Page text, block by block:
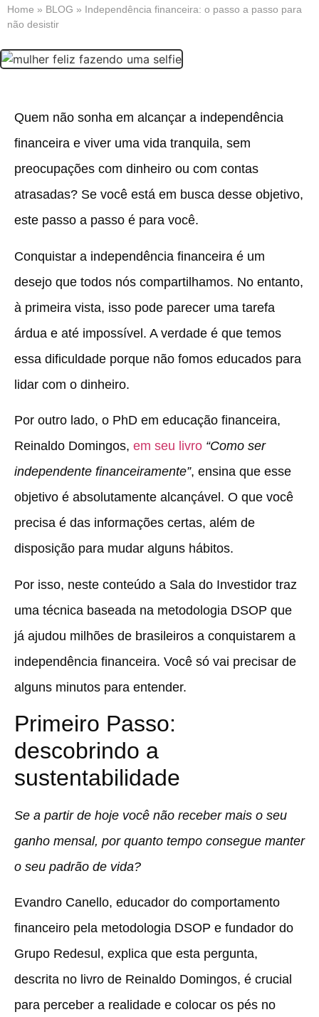
Home » BLOG » Independência financeira: o passo a passo para
não desistir
Quem não sonha em alcançar a independência
financeira e viver uma vida tranquila, sem
preocupações com dinheiro ou com contas
atrasadas? Se você está em busca desse objetivo,
este passo a passo é para você.
Conquistar a independência financeira é um
desejo que todos nós compartilhamos. No entanto,
à primeira vista, isso pode parecer uma tarefa
árdua e até impossível. A verdade é que temos
essa dificuldade porque não fomos educados para
lidar com o dinheiro.
Por outro lado, o PhD em educação financeira,
Reinaldo Domingos, em seu livro “Como ser
independente financeiramente”, ensina que esse
objetivo é absolutamente alcançável. O que você
precisa é das informações certas, além de
disposição para mudar alguns hábitos.
Por isso, neste conteúdo a Sala do Investidor traz
uma técnica baseada na metodologia DSOP que
já ajudou milhões de brasileiros a conquistarem a
independência financeira. Você só vai precisar de
alguns minutos para entender.
Primeiro Passo:
descobrindo a
sustentabilidade
Se a partir de hoje você não receber mais o seu
ganho mensal, por quanto tempo consegue manter
o seu padrão de vida?
Evandro Canello, educador do comportamento
financeiro pela metodologia DSOP e fundador do
Grupo Redesul, explica que esta pergunta,
descrita no livro de Reinaldo Domingos, é crucial
para perceber a realidade e colocar os pés no